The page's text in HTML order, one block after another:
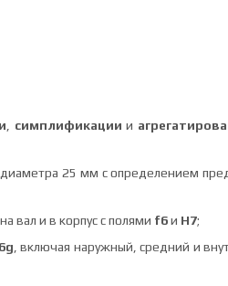
симплификации и
диаметра 25 мм с определением
вал и в корпус с полями f6и H7;
, включая наружный, средний и